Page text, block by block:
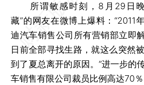
所谓敏感时刻，8月29日晚
藏”的网友在微博上爆料：“2011
迪汽车销售公司所有营销部立即
日前全部寻找生路，就这么突然
到了夏总离开的原因。”进一步的
车销售有限公司裁员比例高达70％